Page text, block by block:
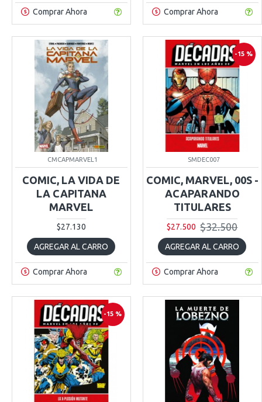
Comprar Ahora Comprar Ahora
CMCAPMARVEL1
COMIC, LA VIDA DE
LA CAPITANA
MARVEL
$27.130
AGREGAR AL CARRO
Comprar Ahora
-15 %
SMDEC007
COMIC, MARVEL, 00S -
ACAPARANDO
TITULARES
$27.500 $32.500
AGREGAR AL CARRO
Comprar Ahora
-15 %